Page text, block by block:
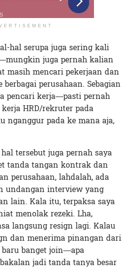
hal serupa juga sering kali
juga pernah kalian
masih mencari pekerjaan dan
perusahaan. Sebagian
pencari kerja—pasti pernah
HRD/rekruter pada
nganggur pada ke mana aja,
tersebut juga pernah saya
tanda tangan kontrak dan
perusahaan, lahdalah, ada
undangan interview yang
lain. Kala itu, terpaksa saya
menolak rezeki. Lha,
langsung resign lagi. Kalau
dan menerima pinangan dari
banget join—apa
jadi tanda tanya besar